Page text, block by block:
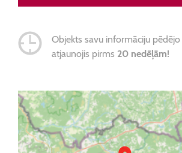
Objekts savu informāciju pēdējo
atjaunojis pirms 20 nedēļām!